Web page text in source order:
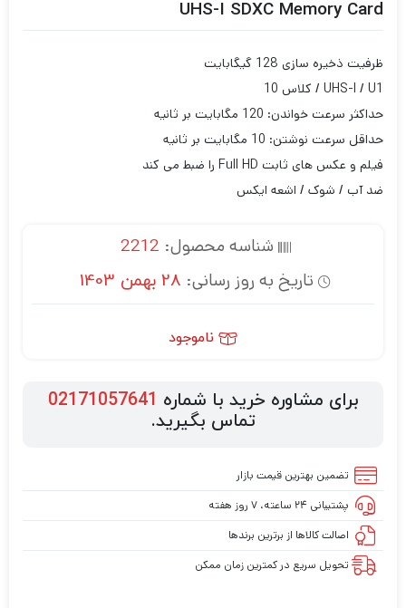
UHS-I SDXC Memory Card
ظرفیت ذخیره سازی 128 گیگابایت
UHS-I / U1 / کلاس 10
حداکثر سرعت خواندن: 120 مگابایت بر ثانیه
حداقل سرعت نوشتن: 10 مگابایت بر ثانیه
فیلم و عکس های ثابت Full HD را ضبط می کند
ضد آب / شوک / اشعه ایکس
شناسه محصول: 2212
تاریخ به روز رسانی: 28 بهمن 1403
ناموجود
برای مشاوره خرید با شماره 02171057641
تماس بگیرید.
تضمین بهترین قیمت بازار
پشتیبانی ۲۴ ساعته، ۷ روز هفته
اصالت کالاها از برترین برندها
تحویل سریع در کمترین زمان ممکن